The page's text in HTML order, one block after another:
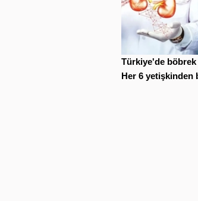
Türkiye'de böbrek
Her 6 yetişkinden